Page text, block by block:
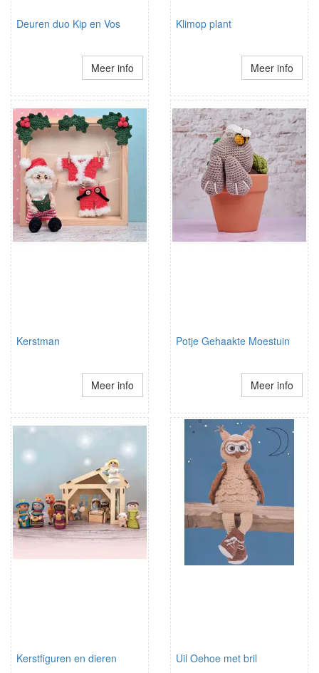
Deuren duo Kip en Vos
Meer info
Klimop plant
Meer info
Kerstman
Meer info
Potje Gehaakte Moestuin
Meer info
Kerstfiguren en dieren Uil Oehoe met bril